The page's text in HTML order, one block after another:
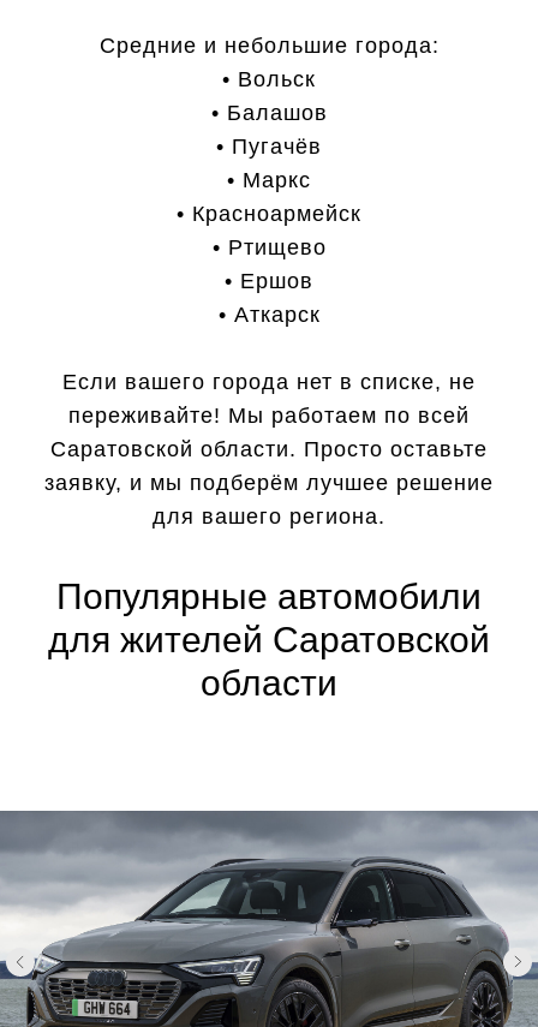
Средние и небольшие города:
• Вольск
• Балашов
• Пугачёв
• Маркс
• Красноармейск
• Ртищево
• Ершов
• Аткарск
Если вашего города нет в списке, не
переживайте! Мы работаем по всей
Саратовской области. Просто оставьте
заявку, и мы подберём лучшее решение
для вашего региона.
Популярные автомобили
для жителей Саратовской
области